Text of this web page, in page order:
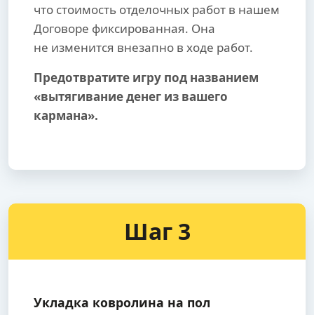
что стоимость отделочных работ в нашем
Договоре фиксированная. Она
не изменится внезапно в ходе работ.
Предотвратите игру под названием
«вытягивание денег из вашего
кармана».
Шаг 3
Укладка ковролина на пол